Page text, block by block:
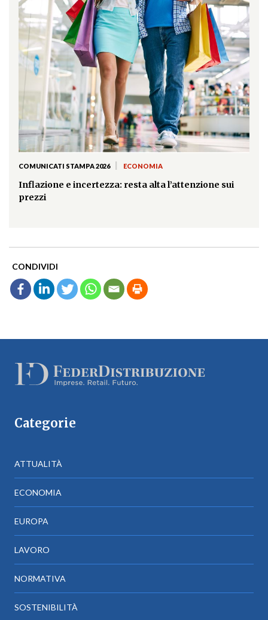
COMUNICATI STAMPA 2026 ECONOMIA
Inflazione e incertezza: resta alta l’attenzione sui
prezzi
CONDIVIDI
Categorie
ATTUALITÀ
ECONOMIA
EUROPA
LAVORO
NORMATIVA
SOSTENIBILITÀ